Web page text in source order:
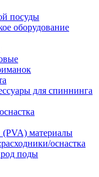
посуды
оборудование
для спиннинга
материалы
оснастка
поды